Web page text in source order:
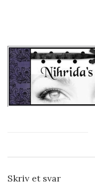
Skriv et svar